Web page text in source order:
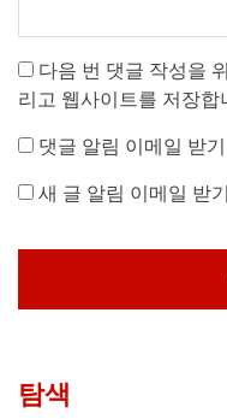
다음 번 댓글 작성을
리고 웹사이트를 저장합
댓글 알림 이메일 받기
새 글 알림 이메일 받기
탐색